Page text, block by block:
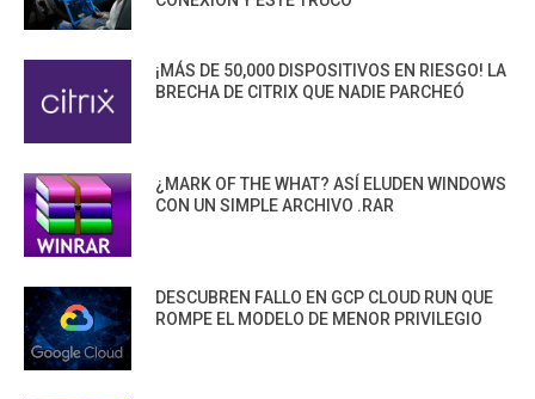
¡MÁS DE 50,000 DISPOSITIVOS EN RIESGO! LA
BRECHA DE CITRIX QUE NADIE PARCHEÓ
¿MARK OF THE WHAT? ASÍ ELUDEN WINDOWS
CON UN SIMPLE ARCHIVO .RAR
DESCUBREN FALLO EN GCP CLOUD RUN QUE
ROMPE EL MODELO DE MENOR PRIVILEGIO